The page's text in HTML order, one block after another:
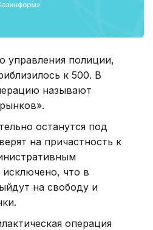
управления полиции,
к 500. В
называют
останутся под
на причастность к
что в
на свободу и
операция